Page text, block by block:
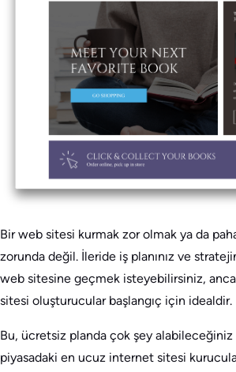
Bir web sitesi kurmak zor olmak ya da
zorunda değil. İleride iş planınız ve
web sitesine geçmek isteyebilirsiniz,
sitesi oluşturucular başlangıç için idealdir.
Bu, ücretsiz planda çok şey alabileceğiniz
piyasadaki en ucuz internet sitesi